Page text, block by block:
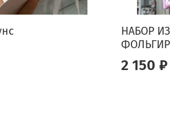
НАБОР
2 150 ₽